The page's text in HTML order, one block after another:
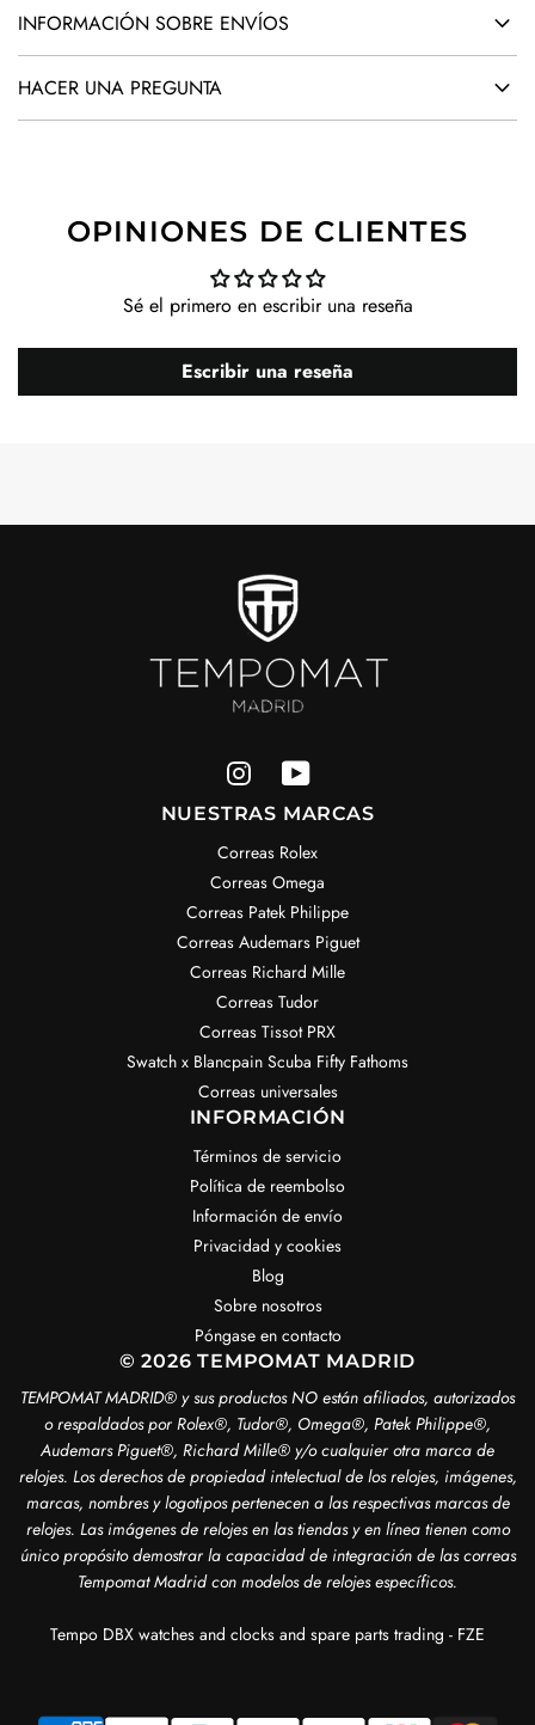
INFORMACIÓN SOBRE ENVÍOS
HACER UNA PREGUNTA
OPINIONES DE CLIENTES
Sé el primero en escribir una reseña
Escribir una reseña
NUESTRAS MARCAS
Correas Rolex
Correas Omega
Correas Patek Philippe
Correas Audemars Piguet
Correas Richard Mille
Correas Tudor
Correas Tissot PRX
Swatch x Blancpain Scuba Fifty Fathoms
Correas universales
INFORMACIÓN
Términos de servicio
Política de reembolso
Información de envío
Privacidad y cookies
Blog
Sobre nosotros
Póngase en contacto
© 2026 TEMPOMAT MADRID
TEMPOMAT MADRID®️ y sus productos NO están afiliados, autorizados
o respaldados por Rolex®️, Tudor®️, Omega®️, Patek Philippe®️,
Audemars Piguet®️, Richard Mille®️ y/o cualquier otra marca de
relojes. Los derechos de propiedad intelectual de los relojes, imágenes,
marcas, nombres y logotipos pertenecen a las respectivas marcas de
relojes. Las imágenes de relojes en las tiendas y en línea tienen como
único propósito demostrar la capacidad de integración de las correas
Tempomat Madrid con modelos de relojes específicos.
Tempo DBX watches and clocks and spare parts trading - FZE